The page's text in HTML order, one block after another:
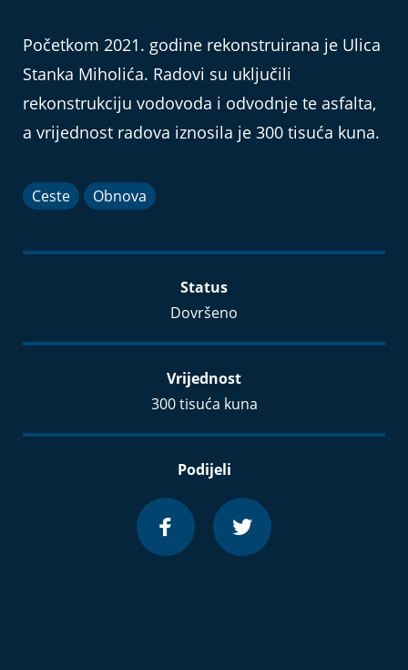
Početkom 2021. godine rekonstruirana je Ulica
Stanka Miholića. Radovi su uključili
rekonstrukciju vodovoda i odvodnje te asfalta,
a vrijednost radova iznosila je 300 tisuća kuna.
Ceste Obnova
Status
Dovršeno
Vrijednost
300 tisuća kuna
Podijeli